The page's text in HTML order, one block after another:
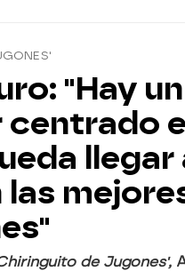
"Hay un
centrado
llegar
las
de Jugones',